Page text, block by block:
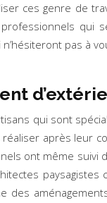
ces genre de
qui
pas à
qui sont
après leur
ont même
des